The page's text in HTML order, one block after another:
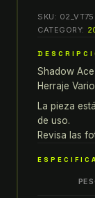
shadow
VT
750
VT
750
SOPORTE
DE
BATERÍA
SKU:
CATEGORY:
Shadow
Herraje
La pieza
de uso.
Revisa las